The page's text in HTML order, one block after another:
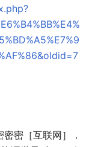
密［互联网］．